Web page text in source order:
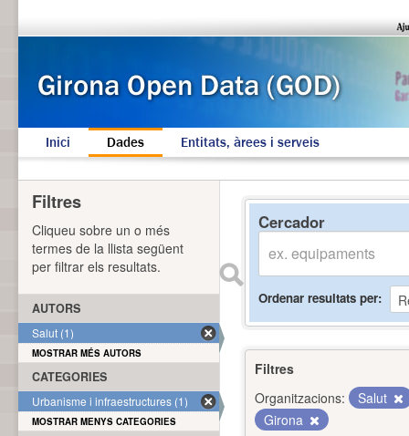
Inici Dades Entitats, àrees i serveis
Cercador
Ordenar resultats per
Filtres
Organitzacions:
Salut
Girona
Filtres
Cliqueu sobre un o més
termes de la llista següent
per filtrar els resultats.
AUTORS
Salut (1)
MOSTRAR MÉS AUTORS
CATEGORIES
Urbanisme i infraestructures (1)
MOSTRAR MENYS CATEGORIES